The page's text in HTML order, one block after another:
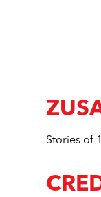
Stories of